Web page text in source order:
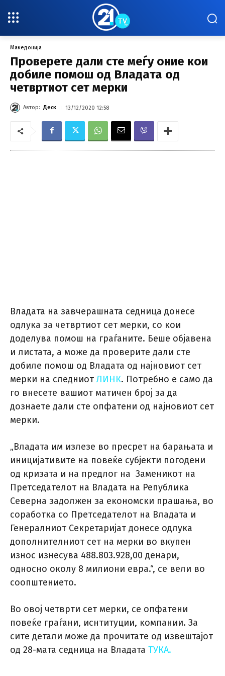
Македонија
Проверете дали сте меѓу оние кои
добиле помош од Владата од
четвртиот сет мерки
Автор: Деск 13/12/2020 12:58
Владата на завчерашната седница донесе
одлука за четвртиот сет мерки, со кои
доделува помош на граѓаните. Беше објавена
и листата, а може да проверите дали сте
добиле помош од Владата од најновиот сет
мерки на следниот ЛИНК. Потребно е само да
го внесете вашиот матичен број за да
дознаете дали сте опфатени од најновиот сет
мерки.
„Владата им излезе во пресрет на барањата и
иницијативите на повеќе субјекти погодени
од кризата и на предлог на Заменикот на
Претседателот на Владата на Република
Северна задолжен за економски прашања, во
соработка со Претседателот на Владата и
Генералниот Секретаријат донесе одлука
дополнителниот сет на мерки во вкупен
износ изнесува 488.803.928,00 денари,
односно околу 8 милиони евра.“, се вели во
соопштението.
Во овој четврти сет мерки, се опфатени
повеќе граѓани, иснтитуции, компании. За
сите детали може да прочитате од извештајот
од 28-мата седница на Владата ТУКА.